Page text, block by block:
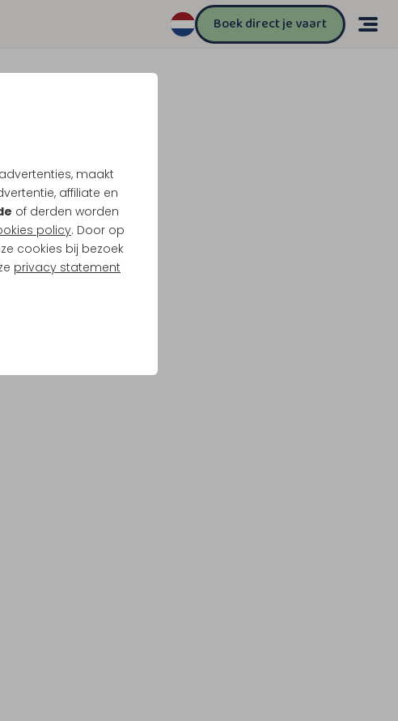
maakt
affiliate en
of derden worden
policy. Door op
cookies bij bezoek
privacy statement
Boek direct je vaart